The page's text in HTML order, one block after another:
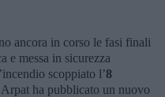
ancora in corso le fasi finali
e messa in sicurezza
scoppiato l’8
Arpat ha pubblicato un nuovo